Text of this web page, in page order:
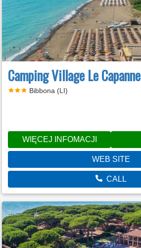
Camping Village Le Capanne
Bibbona (LI)
WIĘCEJ INFOMACJI
WEB SITE
CALL